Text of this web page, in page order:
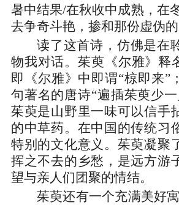
暑中结果/在秋收中成熟，在
去争奇斗艳，掺和那份虚伪的
读了这首诗，仿佛是在
物我对话。茱萸《尔雅》释
即《尔雅》中即谓“椋即来”
句著名的唐诗“遍插茱萸少
茱萸是山野里一味可以信手
的中草药。在中国的传统习
特别的文化意义。茱萸凝聚
挥之不去的乡愁，是远方游
望与亲人们团聚的情结。
茱萸还有一个充满美好